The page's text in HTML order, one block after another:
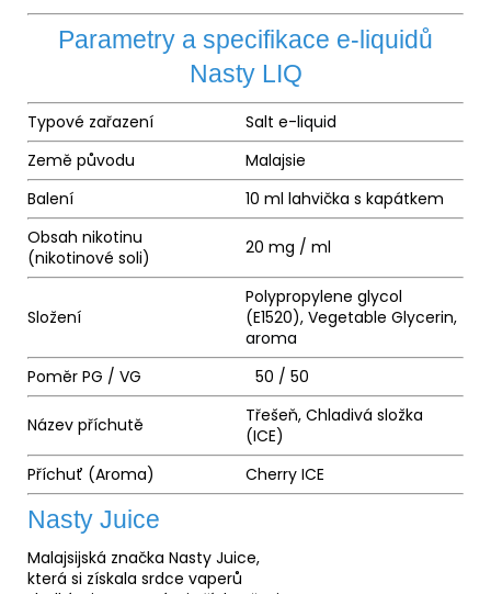
Parametry a specifikace e-liquidů
Nasty LIQ
Typové zařazení Salt e-liquid
Země původu
Malajsie
Balení
10 ml lahvička s kapátkem
Obsah nikotinu
(nikotinové soli)
20 mg / ml
Složení
Polypropylene glycol
(E1520), Vegetable Glycerin,
aroma
Poměr PG / VG
50 / 50
Název příchutě
Třešeň, Chladivá složka
(ICE)
Příchuť (Aroma)
Cherry ICE
Nasty Juice
Malajsijská značka Nasty Juice,
která si získala srdce vaperů